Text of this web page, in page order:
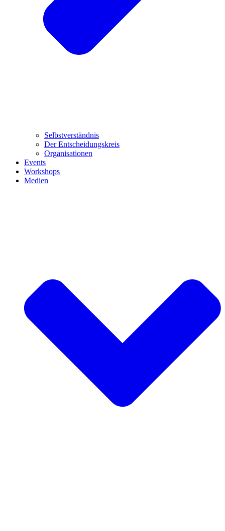
Selbstverständnis
Der Entscheidungskreis
Organisationen
Events
Workshops
Medien